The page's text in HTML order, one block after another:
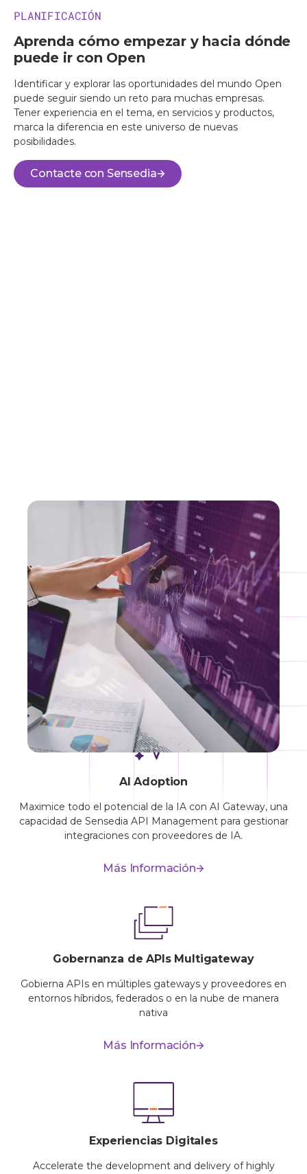
PLANIFICACIÓN
Aprenda cómo empezar y hacia dónde
puede ir con Open
Identificar y explorar las oportunidades del mundo Open
puede seguir siendo un reto para muchas empresas.
Tener experiencia en el tema, en servicios y productos,
marca la diferencia en este universo de nuevas
posibilidades.
Contacte con Sensedia
SOLUCIONES
Soluciones para todos los
escenarios
AI Adoption
Maximice todo el potencial de la IA con AI Gateway, una
capacidad de Sensedia API Management para gestionar
integraciones con proveedores de IA.
Más Información
Gobernanza de APIs Multigateway
Gobierna APIs en múltiples gateways y proveedores en
entornos híbridos, federados o en la nube de manera
nativa
Más Información
Experiencias Digitales
Accelerate the development and delivery of highly